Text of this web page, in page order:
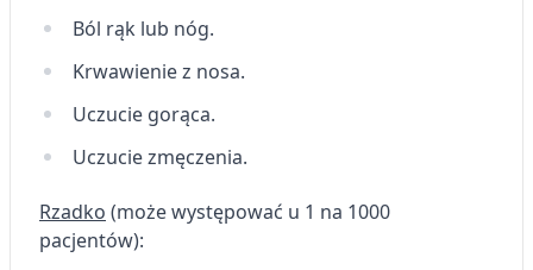
Ból rąk lub nóg.
Krwawienie z nosa.
Uczucie gorąca.
Uczucie zmęczenia.
Rzadko (może występować u 1 na 1000
pacjentów):
Rozumienie odbiorców dzięki statystyce lub
kombinacji danych z różnych źródeł
Wykorzystywanie ograniczonych danych do
wyboru treści
Funkcje specjalne IAB:
Użycie dokładnych danych